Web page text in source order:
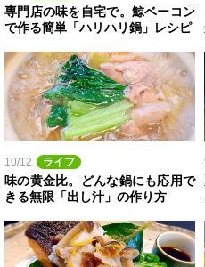
専門店の味を自宅で。鯨ベーコン
で作る簡単「ハリハリ鍋」レシピ
10/12 ライフ
味の黄金比。どんな鍋にも応用で
きる無限「出し汁」の作り方